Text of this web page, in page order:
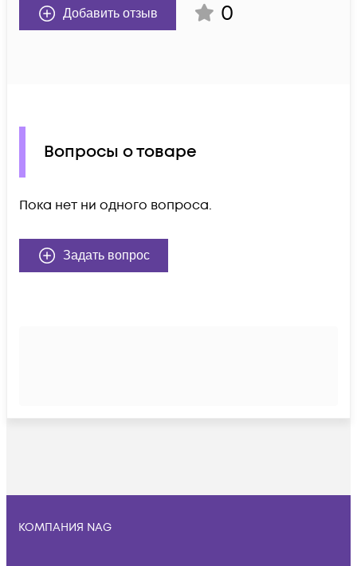
Добавить отзыв 0
Вопросы о товаре
Пока нет ни одного вопроса.
Задать вопрос
КОМПАНИЯ NAG